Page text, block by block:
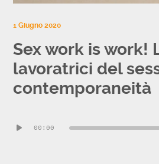
1 Giugno 2020
Sex work is work!
lavoratrici del
contemporaneità
Player00:00